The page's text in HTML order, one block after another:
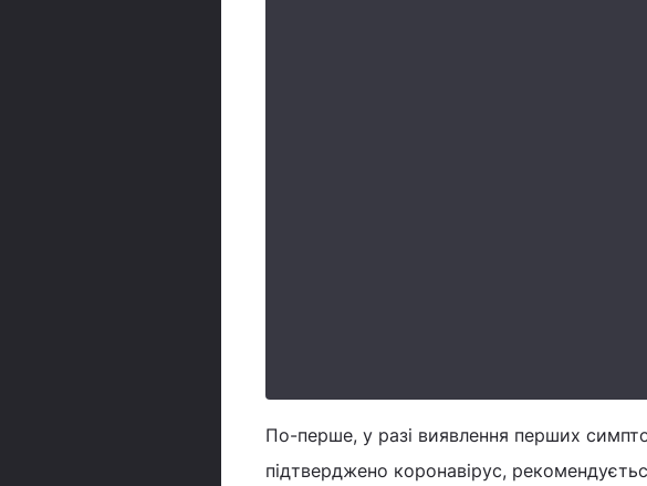
По-перше, у разі виявлення перших
підтверджено коронавірус,